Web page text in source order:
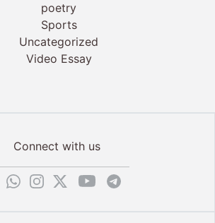
poetry
Sports
Uncategorized
Video Essay
Connect with us